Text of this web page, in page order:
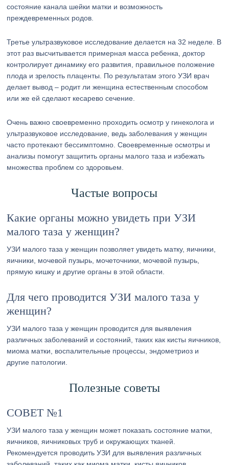
состояние канала шейки матки и возможность
преждевременных родов.
Третье ультразвуковое исследование делается на 32 неделе. В
этот раз высчитывается примерная масса ребенка, доктор
контролирует динамику его развития, правильное положение
плода и зрелость плаценты. По результатам этого УЗИ врач
делает вывод – родит ли женщина естественным способом
или же ей сделают кесарево сечение.
Очень важно своевременно проходить осмотр у гинеколога и
ультразвуковое исследование, ведь заболевания у женщин
часто протекают бессимптомно. Своевременные осмотры и
анализы помогут защитить органы малого таза и избежать
множества проблем со здоровьем.
Частые вопросы
Какие органы можно увидеть при УЗИ
малого таза у женщин?
УЗИ малого таза у женщин позволяет увидеть матку, яичники,
яичники, мочевой пузырь, мочеточники, мочевой пузырь,
прямую кишку и другие органы в этой области.
Для чего проводится УЗИ малого таза у
женщин?
УЗИ малого таза у женщин проводится для выявления
различных заболеваний и состояний, таких как кисты яичников,
миома матки, воспалительные процессы, эндометриоз и
другие патологии.
Полезные советы
СОВЕТ №1
УЗИ малого таза у женщин может показать состояние матки,
яичников, яичниковых труб и окружающих тканей.
Рекомендуется проводить УЗИ для выявления различных